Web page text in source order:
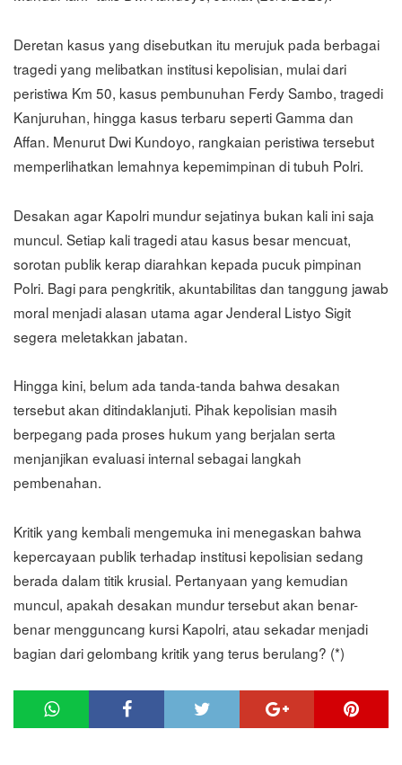
Deretan kasus yang disebutkan itu merujuk pada berbagai
tragedi yang melibatkan institusi kepolisian, mulai dari
peristiwa Km 50, kasus pembunuhan Ferdy Sambo, tragedi
Kanjuruhan, hingga kasus terbaru seperti Gamma dan
Affan. Menurut Dwi Kundoyo, rangkaian peristiwa tersebut
memperlihatkan lemahnya kepemimpinan di tubuh Polri.
Desakan agar Kapolri mundur sejatinya bukan kali ini saja
muncul. Setiap kali tragedi atau kasus besar mencuat,
sorotan publik kerap diarahkan kepada pucuk pimpinan
Polri. Bagi para pengkritik, akuntabilitas dan tanggung jawab
moral menjadi alasan utama agar Jenderal Listyo Sigit
segera meletakkan jabatan.
Hingga kini, belum ada tanda-tanda bahwa desakan
tersebut akan ditindaklanjuti. Pihak kepolisian masih
berpegang pada proses hukum yang berjalan serta
menjanjikan evaluasi internal sebagai langkah
pembenahan.
Kritik yang kembali mengemuka ini menegaskan bahwa
kepercayaan publik terhadap institusi kepolisian sedang
berada dalam titik krusial. Pertanyaan yang kemudian
muncul, apakah desakan mundur tersebut akan benar-
benar mengguncang kursi Kapolri, atau sekadar menjadi
bagian dari gelombang kritik yang terus berulang? (*)